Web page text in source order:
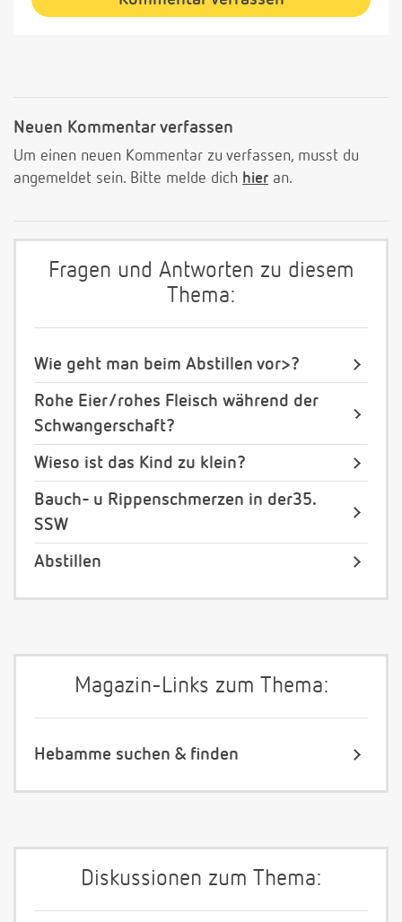
Neuen Kommentar verfassen
Um einen neuen Kommentar zu verfassen, musst du
angemeldet sein. Bitte melde dich hier an.
Fragen und Antworten zu diesem
Thema:
Wie geht man beim Abstillen vor>?
Rohe Eier/rohes Fleisch während der
Schwangerschaft?
Wieso ist das Kind zu klein?
Bauch- u Rippenschmerzen in der35.
SSW
Abstillen
Magazin-Links zum Thema:
Hebamme suchen & finden
Diskussionen zum Thema: